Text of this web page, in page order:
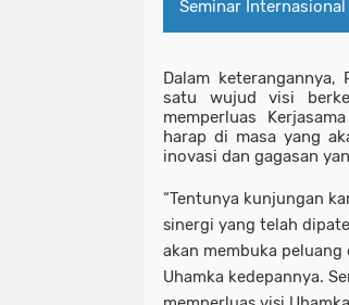
Seminar
Dalam
satu wujud visi
memperluas
harap di masa yang
inovasi dan gagasan
“Tentunya kunjungan
sinergi yang telah
akan membuka
Uhamka kedepannya.